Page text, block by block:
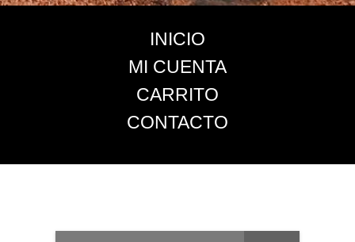
INICIO
MI CUENTA
CARRITO
CONTACTO